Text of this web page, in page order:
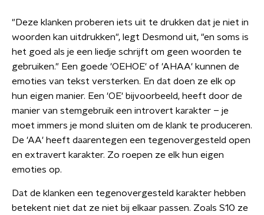
"Deze klanken proberen iets uit te drukken dat je niet in
woorden kan uitdrukken", legt Desmond uit, "en soms is
het goed als je een liedje schrijft om geen woorden te
gebruiken." Een goede 'OEHOE' of 'AHAA' kunnen de
emoties van tekst versterken. En dat doen ze elk op
hun eigen manier. Een 'OE' bijvoorbeeld, heeft door de
manier van stemgebruik een introvert karakter – je
moet immers je mond sluiten om de klank te produceren.
De 'AA' heeft daarentegen een tegenovergesteld open
en extravert karakter. Zo roepen ze elk hun eigen
emoties op.
Dat de klanken een tegenovergesteld karakter hebben
betekent niet dat ze niet bij elkaar passen. Zoals S10 ze